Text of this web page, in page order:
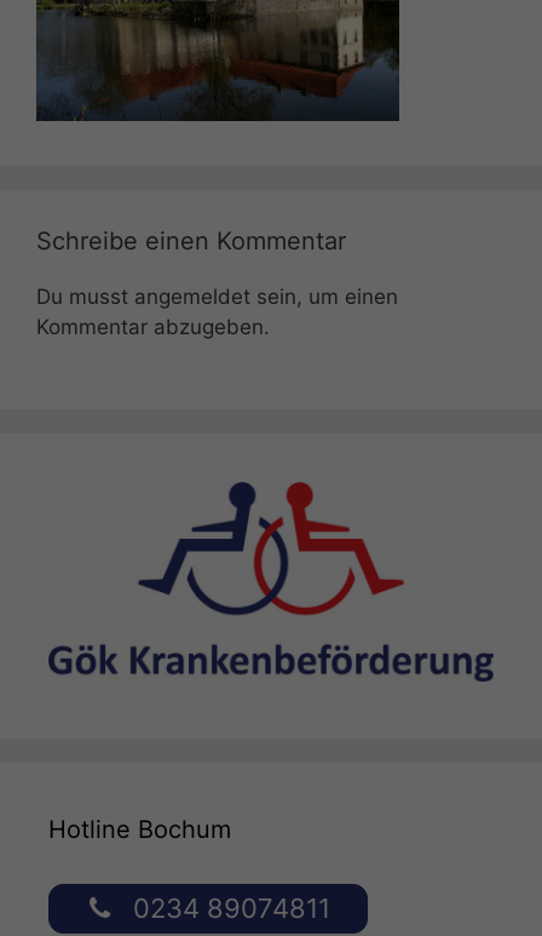
Schreibe einen Kommentar
Du musst angemeldet sein, um einen
Kommentar abzugeben.
Hotline Bochum
0234 89074811